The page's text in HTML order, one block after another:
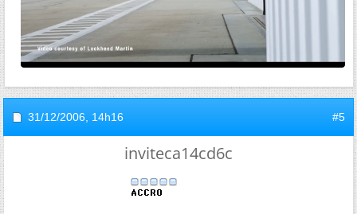
31/12/2006, 14h16 #5
inviteca14cd6c